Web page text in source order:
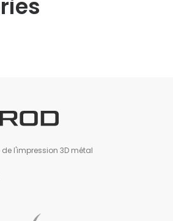
de l'impression 3D métal